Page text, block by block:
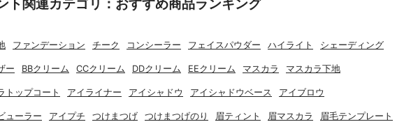
ファンデーション チーク コンシーラー フェイスパウダー ハイライト シェーディング
ー BBクリーム CCクリーム DDクリーム EEクリーム マスカラ マスカラ下地
トップコート アイライナー アイシャドウ アイシャドウベース アイブロウ
ューラー アイプチ つけまつげ つけまつげのり 眉ティント 眉マスカラ 眉毛テンプレート